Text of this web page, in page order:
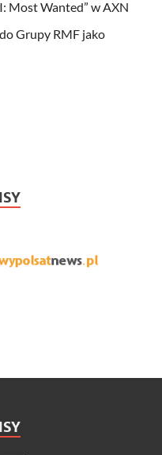
Most Wanted” w AXN
Grupy RMF jako